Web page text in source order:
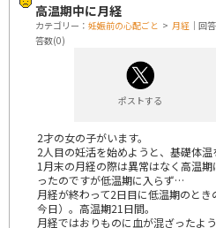
高温期中に月経
カテゴリー： 妊娠前の心配ごと > 月経 ｜回
答数(0)
ポストする
2才の女の子がいます。
2人目の妊活を始めようと、基礎体温
1月末の月経の際は異常はなく高温
ったのですが低温期に入らず…
月経が終わって2日目に低温期のと
今日）。高温期21日間。
月経ではおりものに血が混ざったよ